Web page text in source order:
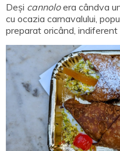
Deși cannoloera cândva
cu ocazia carnavalului,
preparat oricând, indiferent